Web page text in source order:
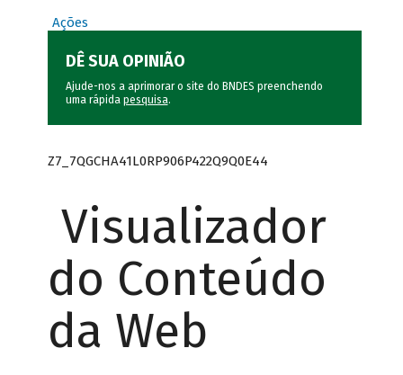
Ações
DÊ SUA OPINIÃO
Ajude-nos a aprimorar o site do BNDES preenchendo
uma rápida pesquisa.
Z7_7QGCHA41L0RP906P422Q9Q0E44
Visualizador
do Conteúdo
da Web